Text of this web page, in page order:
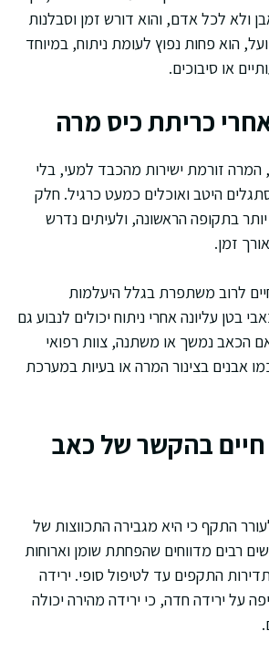
ולא לכל אדם, והוא דורש זמן וסבלנות
הוא פחות נפוץ לעומת ניתוח, במיוחד
או סיבוכים.
כריתת כיס מרה
זורמת ישירות מהכבד למעי, בלי
היטב ואוכלים כמעט כרגיל. חלק
יותר בתקופה הראשונה, ולעיתים נדרש
זמן.
לרוב משתפרת בגלל היעלמות
בטן עליונה אחרי ניתוח יכולים לנבוע גם
הכאב נמשך או משתנה, צוות רפואי
אבנים בצינור המרה או בעיות במערכת
חיים בהקשר של כאב
התקף כי היא מגבירה התכווצות של
רבים מדווחים שהפחתת שומן וארוחות
התקפים עד לטיפול סופי. ירידה
על ירידה חדה, כי ירידה מהירה יכולה